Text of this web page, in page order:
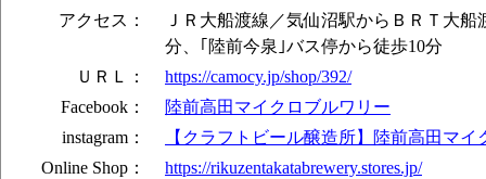
アクセス：
ＪＲ大船渡線／気仙沼駅からＢＲＴ大
分、｢陸前今泉｣バス停から徒歩10分
ＵＲＬ：
https://camocy.jp/shop/392/
Facebook：
陸前高田マイクロブルワリー
instagram：
【クラフトビール醸造所】陸前高田マ
Online Shop：
https://rikuzentakatabrewery.stores.jp/